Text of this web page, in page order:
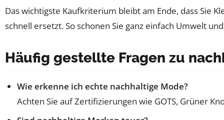
Das wichtigste Kaufkriterium bleibt am Ende, dass Sie
schnell ersetzt. So schonen Sie ganz einfach Umwelt
Häufig gestellte Fragen zu
Wie erkenne ich echte nachhaltige Mode?
Achten Sie auf Zertifizierungen wie GOTS, Grüner